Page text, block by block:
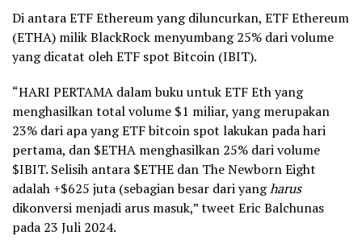
Di antara ETF Ethereum yang diluncurkan, ETF Ethereum
(ETHA) milik BlackRock menyumbang 25% dari volume
yang dicatat oleh ETF spot Bitcoin (IBIT).
“HARI PERTAMA dalam buku untuk ETF Eth yang
menghasilkan total volume $1 miliar, yang merupakan
23% dari apa yang ETF bitcoin spot lakukan pada hari
pertama, dan $ETHA menghasilkan 25% dari volume
$IBIT. Selisih antara $ETHE dan The Newborn Eight
adalah +$625 juta (sebagian besar dari yangharus
dikonversi menjadi arus masuk,” tweet Eric Balchunas
pada 23 Juli 2024.